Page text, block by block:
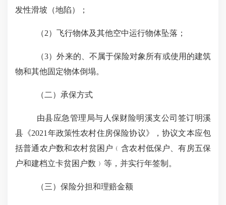
发性滑坡（地陷）；
（2）飞行物体及其他空中运行物体坠落；
（3）外来的、不属于保险对象所有或使用的建筑
物和其他固定物体倒塌。
（二）承保方式
由县应急管理局与人保财险明溪支公司签订明溪
县《2021 年政策性农村住房保险协议》，协议文本应包
括普通农户数和农村贫困户 ﹙含农村低保户、有房五保
户和建档立卡贫困户数 ﹚ 等，并实行年签制。
（三）保险分担和理赔金额